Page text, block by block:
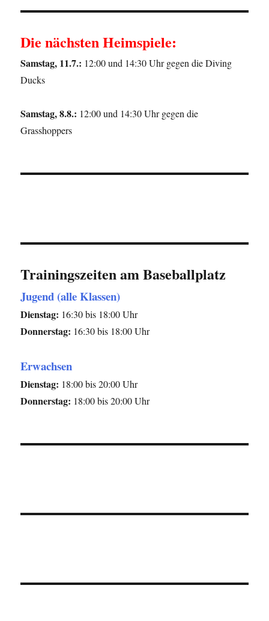
Die nächsten Heimspiele:
Samstag, 11.7.: 12:00 und 14:30 Uhr gegen die Diving
Ducks
Samstag, 8.8.: 12:00 und 14:30 Uhr gegen die
Grasshoppers
Trainingszeiten am Baseballplatz
Jugend (alle Klassen)
Dienstag: 16:30 bis 18:00 Uhr
Donnerstag: 16:30 bis 18:00 Uhr
Erwachsen
Dienstag: 18:00 bis 20:00 Uhr
Donnerstag: 18:00 bis 20:00 Uhr